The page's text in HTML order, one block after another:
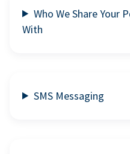
Who We Share Your
With
SMS Messaging